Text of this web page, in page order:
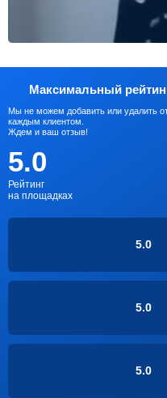
Максимальный
Мы не можем добавить или удалить
каждым клиентом.
Ждем и ваш отзыв!
5.0
Рейтинг
на площадках
5.0
5.0
5.0